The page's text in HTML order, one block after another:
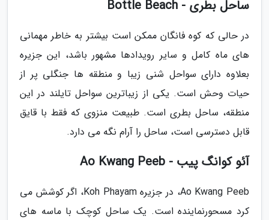
ساحل بطری - Bottle Beach
در حالی که کوه فانگان ممکن است بیشتر به خاطر مهمانی
های ماه کامل و سایر رویدادها مشهور باشد، این جزیره
بعلاوه دارای سواحل شنی زیبا و منطقه ها جنگلی پر از
حیات وحش است. یکی از زیباترین سواحل تایلند در این
منطقه، ساحل بطری است. طبیعت منزوی که فقط با قایق
قابل دسترسی است، ساحل را آرام نگه می دارد.
آئو کوانگ پیب - Ao Kwang Peeb
Ao Kwang Peeb، در جزیره Koh Phayam، اگر کوشش می
کرد مسحورنماینده است. یک ساحل کوچک با ماسه های